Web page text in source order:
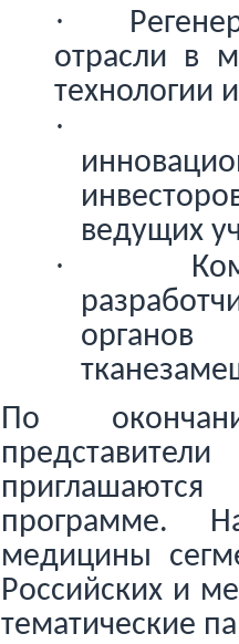
·
отрасли в
технологии и
·
ведущих
·
По
программе.
медицины
Российских и
тематические